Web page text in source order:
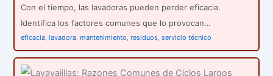
Con el tiempo, las lavadoras pueden perder eficacia.
Identifica los factores comunes que lo provocan…
eficacia ,lavadora ,mantenimiento ,residuos ,servicio técnico